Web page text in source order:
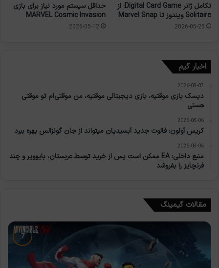
تکامل ژانر Digital Card Game: از
Solitaire ویندوز تا Marvel Snap
2026-05-25
حداقل سیستم مورد نیاز برای بازی
MARVEL Cosmic Invasion
2026-05-12
اخبار گیم
2026-08-07
دیسک بازی موقتیه، بازی دیجیتالی موقتیه، من موقتی‌ام تو موقتی
هستی
2026-08-06
کریس آولون: فالوت جدید آبسیدیان میتواند از جان گونزالس بهره ببرد
2026-08-06
منبع داخلی: EA ممکن است پس از خرید توسط عربستان، بایوویر و چند
فرنچایز را بفروشد
مقالات گیمینگ